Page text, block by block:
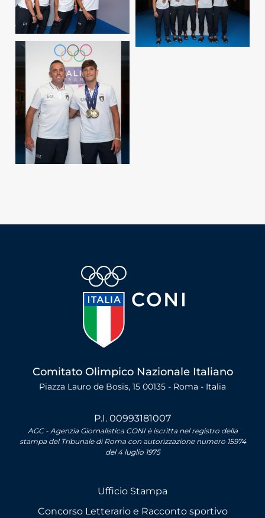
Comitato Olimpico Nazionale Italiano
Piazza Lauro de Bosis, 15 00135 - Roma - Italia
P.I. 00993181007
AGC - Agenzia Giornalistica CONI è iscritta nel registro della
stampa del Tribunale di Roma con autorizzazione numero 15974
del 4 luglio 1975
Ufficio Stampa
Concorso Letterario e Racconto sportivo